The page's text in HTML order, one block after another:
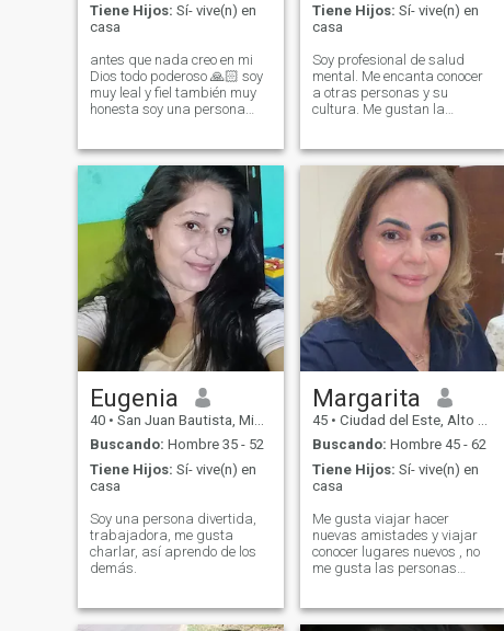
Tiene Hijos: Sí- vive(n) en
casa
antes que nada creo en mi
Dios todo poderoso 🙏🏻 soy
muy leal y fiel también muy
honesta soy una persona
carinosa y también muy
alegre con mis conocidos y
también les cuento que me
gustaría conocer amigos y
soy muy amable y
respetuosa me gusta
muchísimo la sinceridad
porque yo soy muy sincera y
odio que alguien me mienta
lo que más odio es la mentira
también soy muy
trabajadora y muy fiel no me
gusta la infidelidad también
lo odio tengo muchas ganas
de encontrar alguien que sea
también sinsero soy muy
humilde me encanta
trabajar y tener mis cosas
por méritos propios soy una
persona muy divertida me
encanta cosinar y estar en
trabajo soy muy sociable y
también soy católica y me
gusta servir a mi prójimo y
por favor gente solo algo
abierta gracias
Tiene Hijos: Sí- vive(n) en
casa
Soy profesional de salud
mental. Me encanta conocer
a otras personas y su
cultura. Me gustan la
Siempre sé una mejor versión
de ti mismo. Caballerosos y
atentos son bienvenidos. Me
gustan las personas
mayores que yo.
Eugenia
40 • San Juan Bautista, Misiones, Paraguay
Buscando: Hombre 35 - 52
Tiene Hijos: Sí- vive(n) en
casa
Soy una persona divertida,
trabajadora, me gusta
charlar, así aprendo de los
demás.
Margarita
45 • Ciudad del Este, Alto Paraná, Paraguay
Buscando: Hombre 45 - 62
Tiene Hijos: Sí- vive(n) en
casa
Me gusta viajar hacer
nuevas amistades y viajar
conocer lugares nuevos , no
me gusta las personas
hombres más jóvenes no me